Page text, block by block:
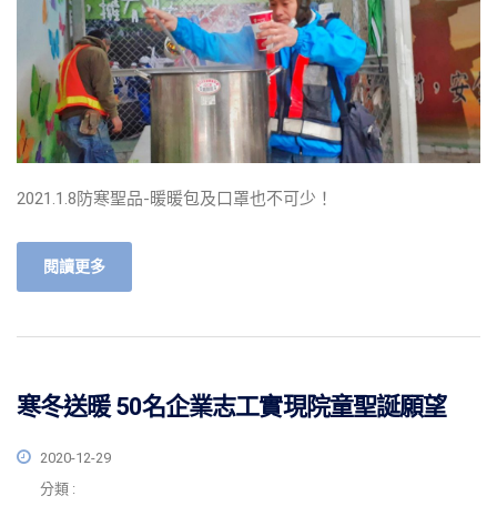
2021.1.8防寒聖品-暖暖包及口罩也不可少！
閱讀更多
寒冬送暖 50名企業志工實現院童聖誕願望
2020-12-29
分類 :